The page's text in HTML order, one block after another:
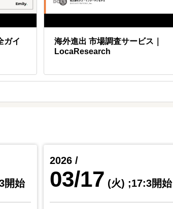
ガイ
海外進出 市場調査サービス｜
LocaResearch
開始
2026 /
03/17 (火) ;17:3開始